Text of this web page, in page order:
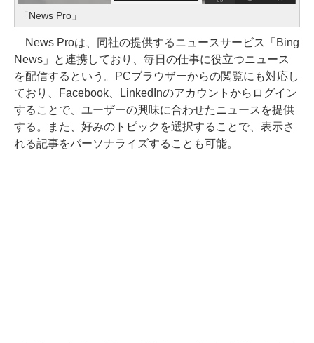
「News Pro」
News Proは、同社の提供するニュースサービス「Bing
News」と連携しており、毎日の仕事に役立つニュース
を配信するという。PCブラウザーからの閲覧にも対応し
ており、Facebook、LinkedInのアカウントからログイン
することで、ユーザーの興味に合わせたニュースを提供
する。また、好みのトピックを選択することで、表示さ
れる記事をパーソナライズすることも可能。